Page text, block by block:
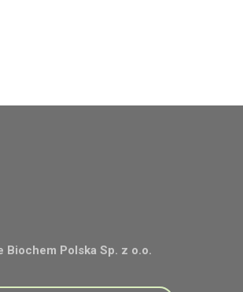
Biochem Polska Sp. z o.o.